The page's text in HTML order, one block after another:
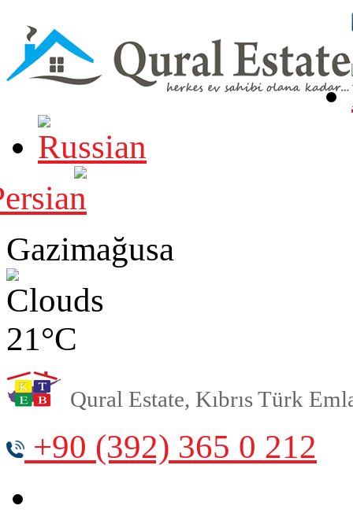
Gazimağusa
21°C
Qural Estate, Kıbrıs Türk
+90 (392) 365 0 212